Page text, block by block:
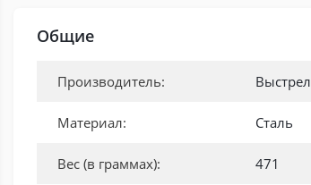
Общие
Производитель: Выстрел
Материал: Сталь
Вес (в граммах): 471